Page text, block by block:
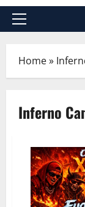
Menu
Home»
Inferno